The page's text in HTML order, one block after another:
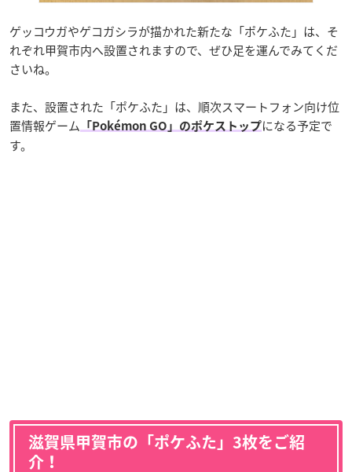
ゲッコウガやゲコガシラが描かれた新たな「ポケふた」は、そ
れぞれ甲賀市内へ設置されますので、ぜひ足を運んでみてくだ
さいね。
また、設置された「ポケふた」は、順次スマートフォン向け位
置情報ゲーム 「Pokémon GO」のポケストップになる予定で
す。
滋賀県甲賀市の「ポケふた」3枚をご紹
介！